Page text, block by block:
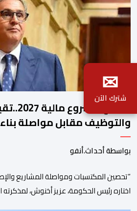
ملامح
والتوظيف مقابل مواصلة بناء
الاجتماعية والاستثمار
بواسطة أحداث.أنفو
“تحصين المكتسبات ومواصلة المشاريع
اختاره رئيس الحكومة، عزيز أخنوش، لمذكرته
✉
شترك الآن